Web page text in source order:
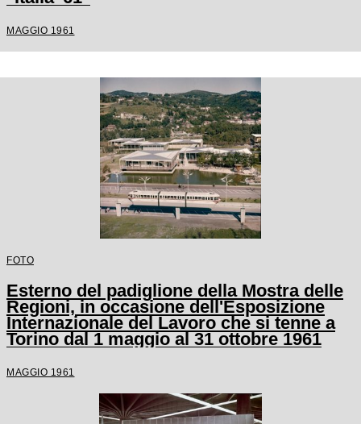
MAGGIO 1961
FOTO
Esterno del padiglione della Mostra delle
Regioni, in occasione dell'Esposizione
Internazionale del Lavoro che si tenne a
Torino dal 1 maggio al 31 ottobre 1961
MAGGIO 1961